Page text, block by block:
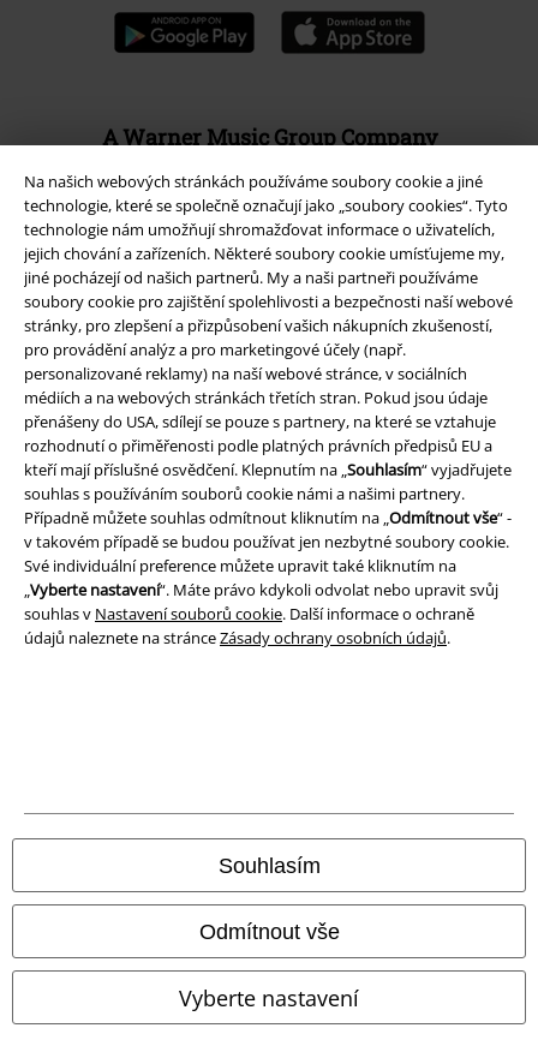
Na našich webových stránkách používáme soubory cookie a jiné
technologie, které se společně označují jako „soubory cookies“. Tyto
technologie nám umožňují shromažďovat informace o uživatelích,
jejich chování a zařízeních. Některé soubory cookie umísťujeme my,
jiné pocházejí od našich partnerů. My a naši partneři používáme
soubory cookie pro zajištění spolehlivosti a bezpečnosti naší webové
stránky, pro zlepšení a přizpůsobení vašich nákupních zkušeností,
pro provádění analýz a pro marketingové účely (např.
personalizované reklamy) na naší webové stránce, v sociálních
médiích a na webových stránkách třetích stran. Pokud jsou údaje
přenášeny do USA, sdílejí se pouze s partnery, na které se vztahuje
rozhodnutí o přiměřenosti podle platných právních předpisů EU a
kteří mají příslušné osvědčení. Klepnutím na „Souhlasím“ vyjadřujete
souhlas s používáním souborů cookie námi a našimi partnery.
Případně můžete souhlas odmítnout kliknutím na „Odmítnout vše“ -
v takovém případě se budou používat jen nezbytné soubory cookie.
Své individuální preference můžete upravit také kliknutím na
„Vyberte nastavení“. Máte právo kdykoli odvolat nebo upravit svůj
souhlas v Nastavení souborů cookie. Další informace o ochraně
údajů naleznete na stránceZásady ochrany osobních údajů.
Souhlasím
Odmítnout vše
Vyberte nastavení
A Warner Music Group Company
Právní informace
Podmínky
Prohlášení
Ochrana osobních údajů
Odstoupení od smlouvy
Všechny ceny jsou včetně DPH, bezpoštovného a balného
© 1986-2026 EMP Merchandising